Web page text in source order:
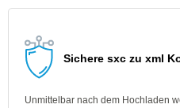
Sichere sxc zu xml
Unmittelbar nach dem Hochladen